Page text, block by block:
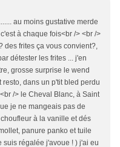
au moins gustative merde
à chaque fois<br /> <br />
des frites ça vous convient?,
détester les frites ... j'en
grosse surprise le wend
dans un p'tit bled perdu
/> le Cheval Blanc, à Saint
je ne mangeais pas de
à la vanille et dés
panure panko et tuile
suis régalée j'avoue ! ) j'ai eu